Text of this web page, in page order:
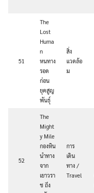
51
The
Lost
Huma
n
หนทาง
รอด
ก่อน
ยุคสูญ
พันธุ์
สิ่ง
แวดล้อ
ม
52
The
Might
y Mile
กองหิน
นำทาง
จาก
เยาวรา
ช ถึง
การ
เดิน
ทาง /
Travel